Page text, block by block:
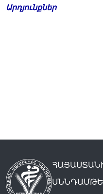
Արդյունքներ